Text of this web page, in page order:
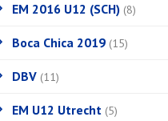
EM 2016 U12 (SCH) (8)
Boca Chica 2019 (15)
DBV (11)
EM U12 Utrecht (5)